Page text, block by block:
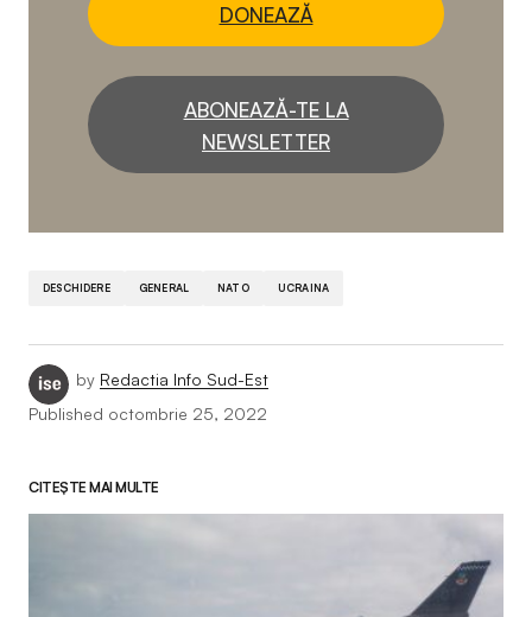
DONEAZĂ
ABONEAZĂ-TE LA
NEWSLETTER
DESCHIDERE GENERAL NATO UCRAINA
by Redactia Info Sud-Est
Published octombrie 25, 2022
CITEȘTE MAI MULTE